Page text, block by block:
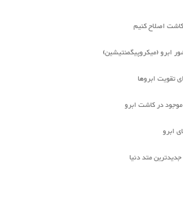
اصلاح کنیم
ابرو (میکروپیگمنتیشین)
ابروها
در کاشت ابرو
ابرو
متد دنیا